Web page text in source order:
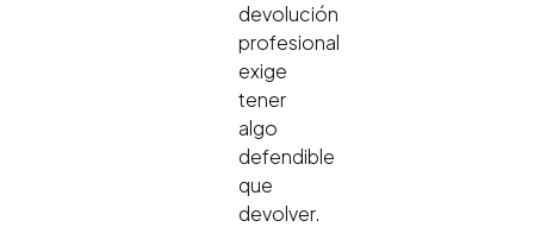
devolución
profesional
exige
tener
algo
defendible
que
devolver.